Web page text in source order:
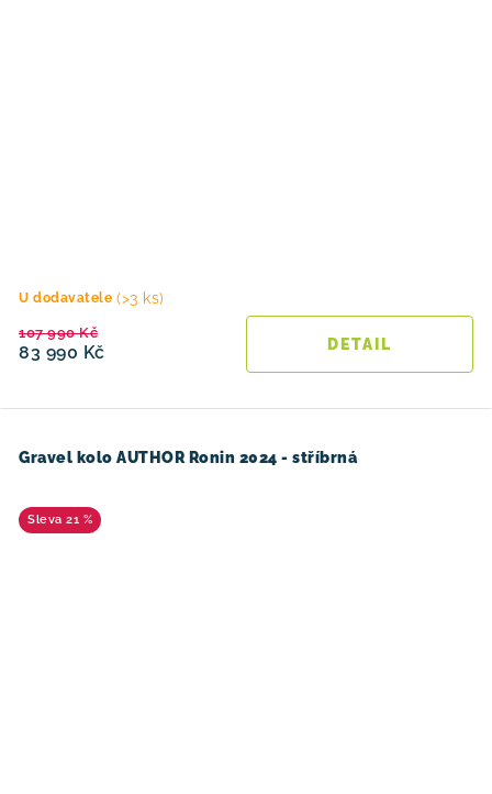
U dodavatele (>3 ks)
83 990 Kč
107 990 Kč
Gravel kolo AUTHOR Ronin 2024 - stříbrná
21 %